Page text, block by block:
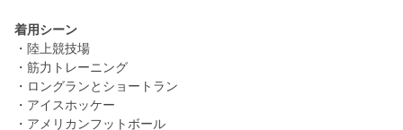
着用シーン
・陸上競技場
・筋力トレーニング
・ロングランとショートラン
・アイスホッケー
・アメリカンフットボール